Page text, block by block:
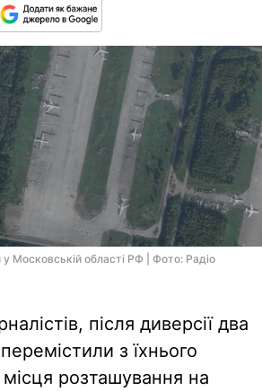
Московській області РФ | Фото: Радіо
після диверсії два
з їхнього
розташування на